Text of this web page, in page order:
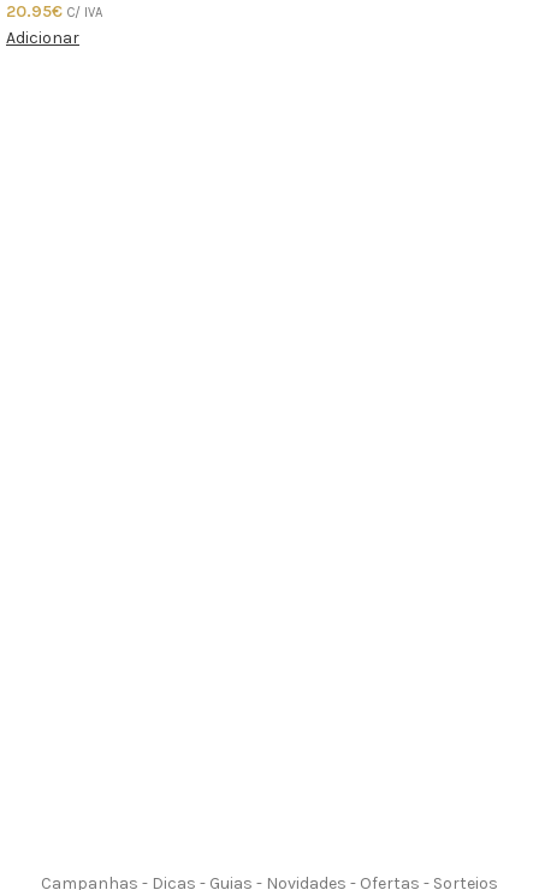
20.95€ C/ IVA
Adicionar
Campanhas - Dicas - Guias - Novidades - Ofertas - Sorteios